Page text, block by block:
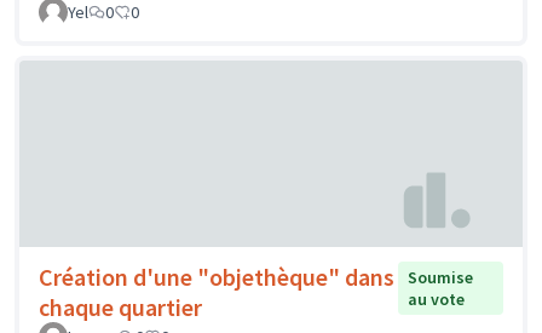
Yel
0 0
Création d'une "objethèque" dans
chaque quartier
Soumise
au vote